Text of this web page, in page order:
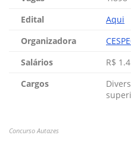
Edital
Aqui
Organizadora
Salários
R$
Cargos
Concurso Autazes